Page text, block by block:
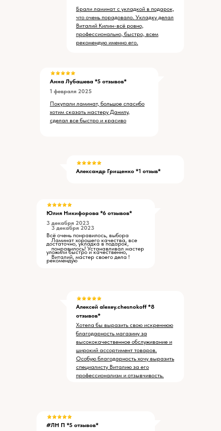
Анна Лубашева *5 отзывов*
1 февраля 2025
Покупали ламинат, большое спасибо
хотим сказать мастеру Данилу,
сделал все быстро и красиво
Брали ламинат с укладкой в подарок,
что очень порадовало. Укладку делал
Виталий Килин-всё ровно,
профессионально, быстро, всем
рекомендую именно его.
Юлия Никифорова *6 отзывов*
3 декабря 2023
Всё очень понравилось, выбора
достаточно, укладка в подарок,
уложили быстро и качественно,
рекомендую
Александр Грищенко *1 отзыв*
Ламинат хорошего качества, все
понравилось! Устанавливал мастер
Виталий, мастер своего дела !
3 декабря 2023
#ЛН П *5 отзывов*
Алексей alexey.chesnokoff *8
отзывов*
Хотела бы выразить свою искреннюю
благодарность магазину за
высококачественное обслуживание и
широкий ассортимент товаров.
Особую благодарность хочу выразить
специалисту Виталию за его
профессионализм и отзывчивость.